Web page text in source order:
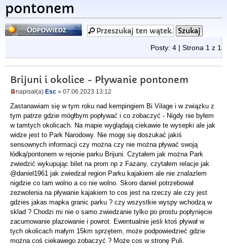
pontonem
Odpowiedz
Posty: 4 | Strona 1 z 1
Brijuni i okolice - Pływanie pontonem
napisał(a) Esc » 07.06.2023 13:12
Zastanawiam się w tym roku nad kempingiem Bi Vilage i w związku z
tym patrze gdzie mógłbym popływać i co zobaczyć - Nigdy nie byłem
w tamtych okolicach. Na mapie wyglądają ciekawie te wysepki ale jak
widze jest to Park Narodowy. Nie mogę się doszukać jakiś
sensownych informacji czy można czy nie można pływać swoją
łódką/pontonem w rejonie parku Brijuni. Czytałem jak można Park
zwiedzić wykupując bilet na prom np z Fazany, czytałem relacje jak
@daniel1961 jak zwiedzal region Parku kajakiem ale nie znalazlem
nigdzie co tam wolno a co nie wolno. Skoro daniel potrzebował
zezwolenia na pływanie kajakiem to cos jest na rzeczy ale czy jest
gdzies jakas mapka granic parku ? czy wszystkie wyspy wchodzą w
sklad ? Chodzi mi nie o samo zwiedzanie tylko po prostu popłynięcie
zacumowanie plazowanie i powrot. Ewentualnie jeśli ktoś pływał w
tych okolicach małym 15km sprzętem, może podpowiedzieć gdzie
można coś ciekawego zobaczyć ? Może cos w stronę Puli.